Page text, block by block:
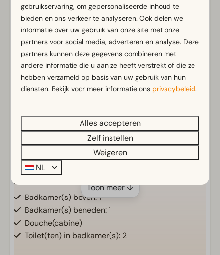
Terras aan het water met tuinset om samen
Voorzieningen
Algemeen
Gratis Wifi
Met verdieping
Parkeergelegenheid nabij vakantieverblijf
Badkamer(s) boven: 1
Badkamer(s) beneden: 1
Douche(cabine)
Toilet(ten) in badkamer(s): 2
Toon meer ↓
gebruikservaring, om gepersonaliseerde inhoud te
bieden en ons verkeer te analyseren. Ook delen we
informatie over uw gebruik van onze site met onze
partners voor social media, adverteren en analyse. Deze
partners kunnen deze gegevens combineren met
andere informatie die u aan ze heeft verstrekt of die ze
hebben verzameld op basis van uw gebruik van hun
diensten. Bekijk voor meer informatie ons privacybeleid.
Alles accepteren
Zelf instellen
Weigeren
NL